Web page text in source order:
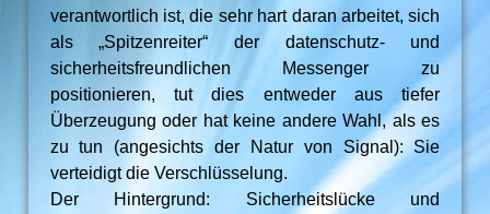
verantwortlich ist, die sehr hart daran arbeitet, sich
als „Spitzenreiter“ der datenschutz- und
sicherheitsfreundlichen Messenger zu
positionieren, tut dies entweder aus tiefer
Überzeugung oder hat keine andere Wahl, als es
zu tun (angesichts der Natur von Signal): Sie
verteidigt die Verschlüsselung.
Der Hintergrund: Sicherheitslücke und